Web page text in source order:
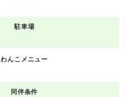
駐車場
わんこメニュー
同伴条件